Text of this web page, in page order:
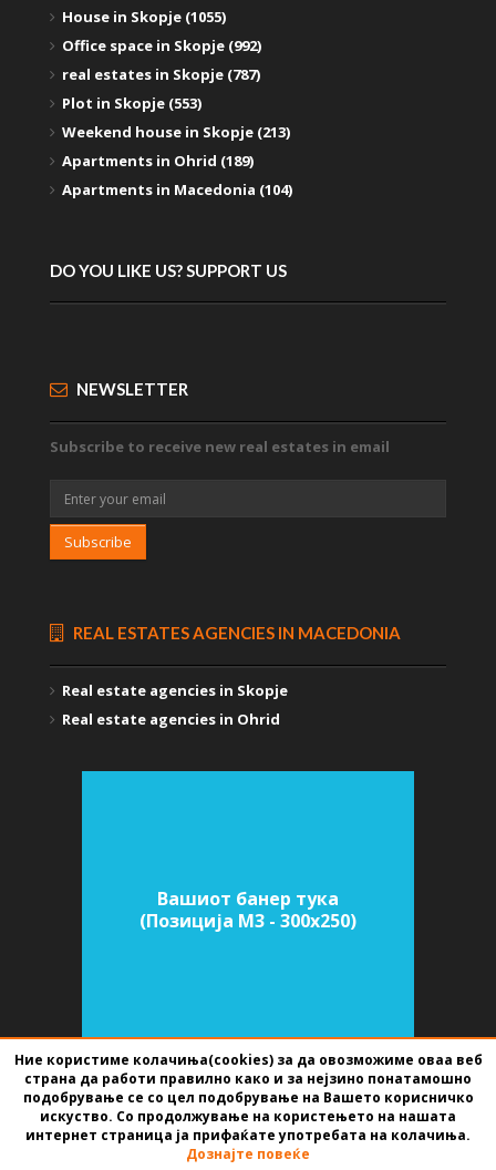
House in Skopje (1055)
Office space in Skopje (992)
real estates in Skopje (787)
Plot in Skopje (553)
Weekend house in Skopje (213)
Apartments in Ohrid (189)
Apartments in Macedonia (104)
DO YOU LIKE US? SUPPORT US
NEWSLETTER
Subscribe to receive new real estates in email
Subscribe
REAL ESTATES AGENCIES IN MACEDONIA
Real estate agencies in Skopje
Real estate agencies in Ohrid
Вашиот банер тука
(Позиција M3 - 300х250)
SOFTWARE FOR REAL ESTATE AGENCIES DEVELOPED BYBEST NET STUDIO
2026
Ние користиме колачиња(cookies) за да овозможиме оваа веб
страна да работи правилно како и за нејзино понатамошно
подобрување се со цел подобрување на Вашето корисничко
искуство. Со продолжување на користењето на нашата
интернет страница ја прифаќате употребата на колачиња.
Дознајте повеќе